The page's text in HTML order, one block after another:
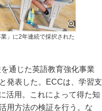
」に2年連続で採択された
通じた英語教育強化事業
発表した。ECCは、学習支
活用。これによって得た知
用方法の検証を行う。な